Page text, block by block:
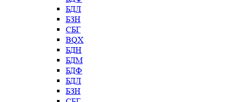
БДЛ
БЗН
СБГ
BQX
БДН
БДМ
БДФ
БДЛ
БЗН